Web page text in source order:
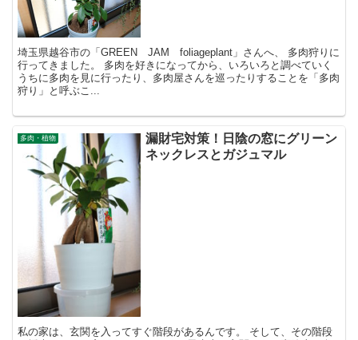
埼玉県越谷市の「GREEN JAM foliageplant」さんへ、 多肉狩りに
行ってきました。 多肉を好きになってから、いろいろと調べていく
うちに多肉を見に行ったり、多肉屋さんを巡ったりすることを「多肉
狩り」と呼ぶこ...
多肉・植物
漏財宅対策！日陰の窓にグリーン
ネックレスとガジュマル
私の家は、玄関を入ってすぐ階段があるんです。 そして、その階段